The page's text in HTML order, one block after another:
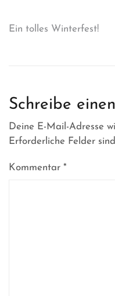
Ein tolles Winterfest!
Schreibe
Deine E-Mail-Adresse
Erforderliche Felder
Kommentar *